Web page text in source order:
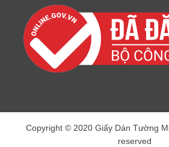
Copyright © 2020 Giấy Dán Tường
reserved